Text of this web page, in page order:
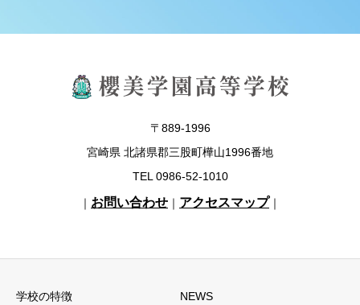
〒889-1996
宮崎県 北諸県郡三股町樺山1996番地
TEL 0986-52-1010
｜ お問い合わせ ｜ アクセスマップ｜
学校の特徴 NEWS